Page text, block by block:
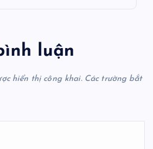
luận
hiển thị công khai. Các trường bắt